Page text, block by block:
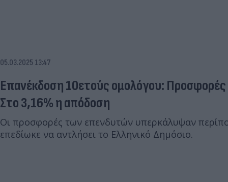
05.03.2025 13:47
Επανέκδοση 10ετούς ομολόγου:
Στο 3,16% η απόδοση
Οι προσφορές των επενδυτών υπερκάλυψαν
επεδίωκε να αντλήσει το Ελληνικό Δημόσιο.